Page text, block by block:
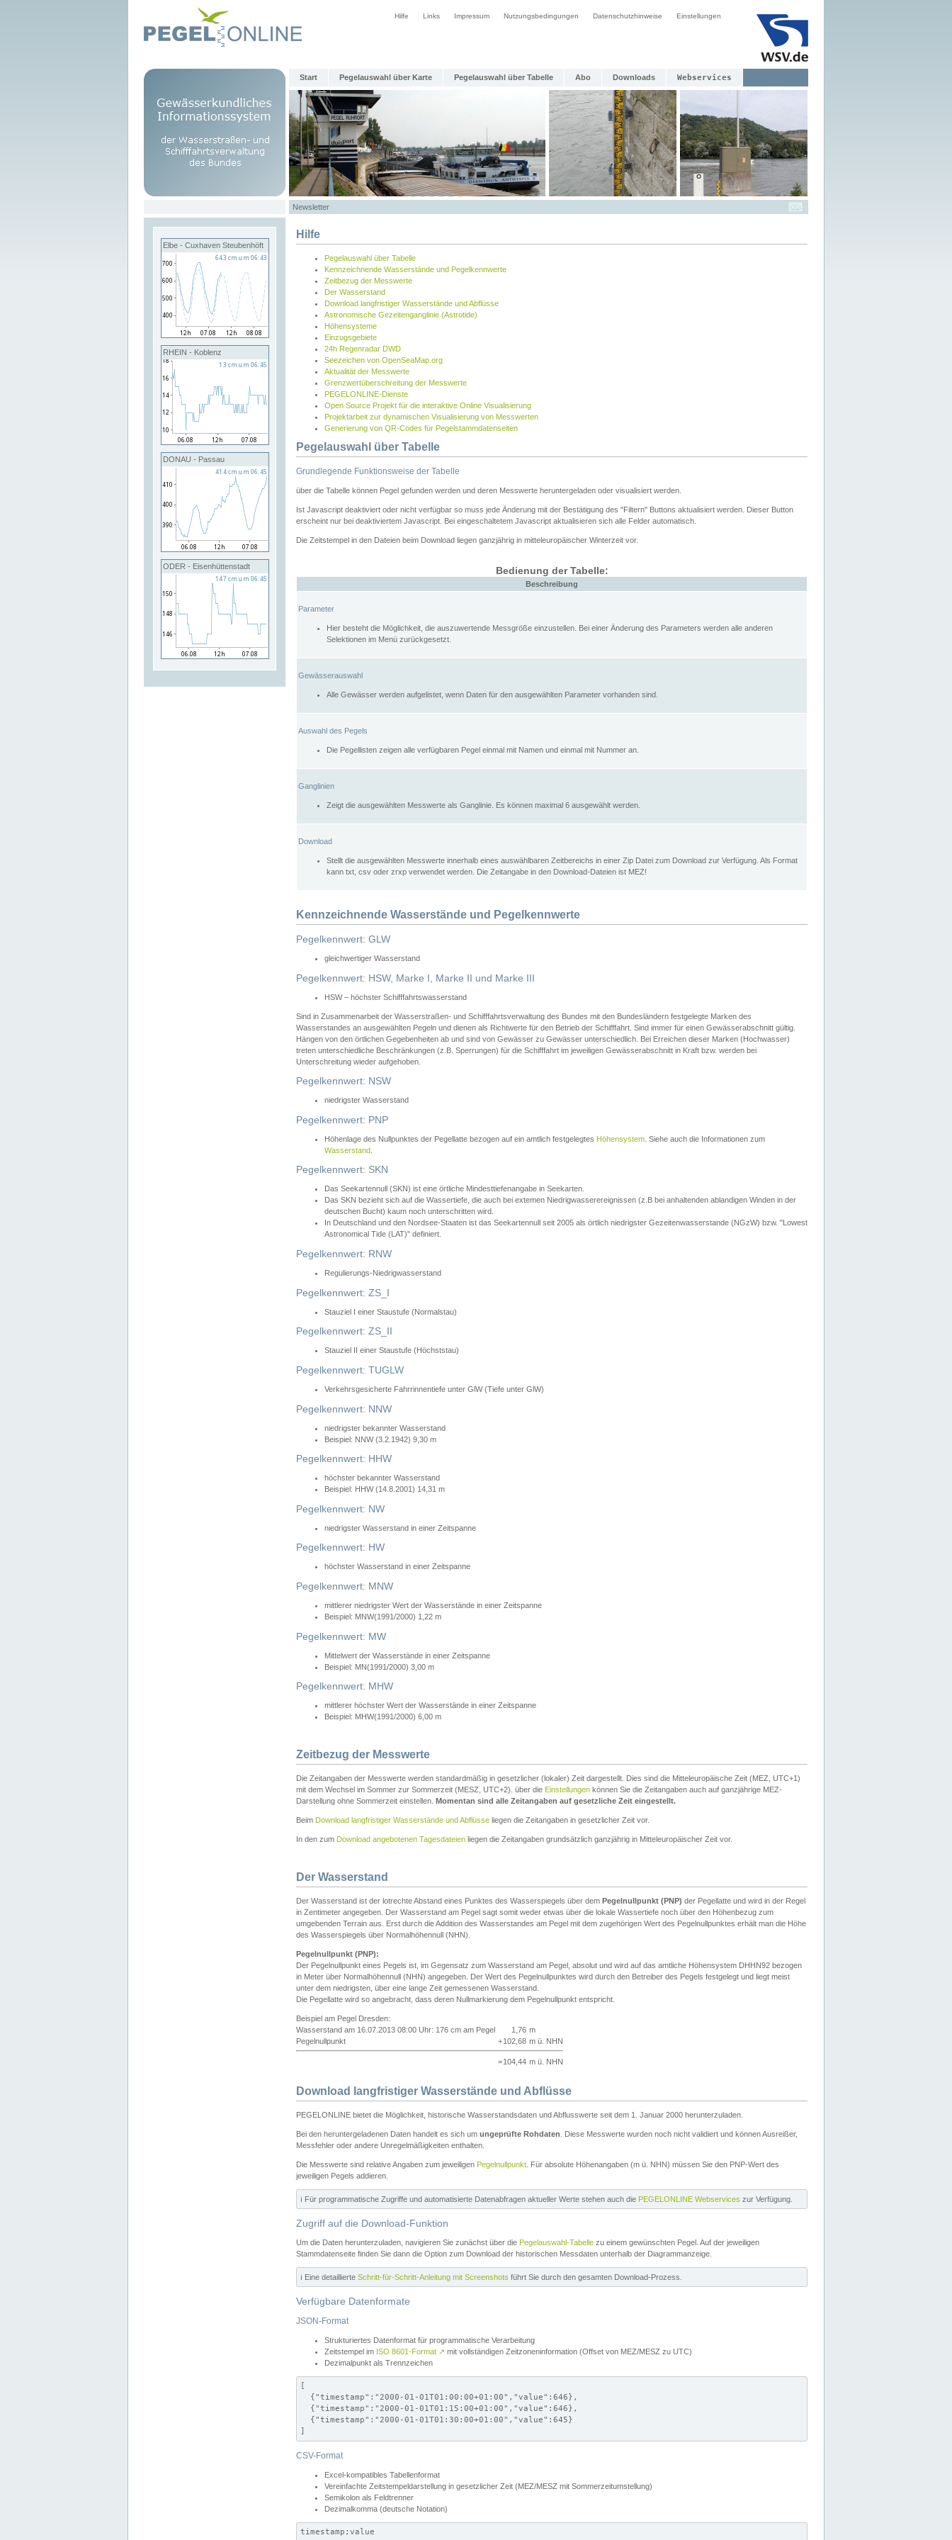
Hilfe Links Impressum Nutzungsbedingungen Datenschutzhinweise Einstellungen
Start Pegelauswahl über Karte Pegelauswahl über Tabelle Abo Downloads Webservices
Newsletter
Elbe - Cuxhaven Steubenhöft
RHEIN - Koblenz
DONAU - Passau
ODER - Eisenhüttenstadt
Hilfe
Pegelauswahl über Tabelle
Kennzeichnende Wasserstände und Pegelkennwerte
Zeitbezug der Messwerte
Der Wasserstand
Download langfristiger Wasserstände und Abflüsse
Astronomische Gezeitenganglinie (Astrotide)
Höhensysteme
Einzugsgebiete
24h Regenradar DWD
Seezeichen von OpenSeaMap.org
Aktualität der Messwerte
Grenzwertüberschreitung der Messwerte
PEGELONLINE-Dienste
Open Source Projekt für die interaktive Online Visualisierung
Projektarbeit zur dynamischen Visualisierung von Messwerten
Generierung von QR-Codes für Pegelstammdatenseiten
Pegelauswahl über Tabelle
Grundlegende Funktionsweise der Tabelle
über die Tabelle können Pegel gefunden werden und deren Messwerte heruntergeladen oder visualisiert werden.
Ist Javascript deaktiviert oder nicht verfügbar so muss jede Änderung mit der Bestätigung des "Filtern" Buttons aktualisiert werden. Dieser Button
erscheint nur bei deaktiviertem Javascript. Bei eingeschaltetem Javascript aktualisieren sich alle Felder automatisch.
Die Zeitstempel in den Dateien beim Download liegen ganzjährig in mitteleuropäischer Winterzeit vor.
Bedienung der Tabelle:
Beschreibung
Parameter
Hier besteht die Möglichkeit, die auszuwertende Messgröße einzustellen. Bei einer Änderung des Parameters werden alle anderen
Selektionen im Menü zurückgesetzt.
Gewässerauswahl
Alle Gewässer werden aufgelistet, wenn Daten für den ausgewählten Parameter vorhanden sind.
Auswahl des Pegels
Die Pegellisten zeigen alle verfügbaren Pegel einmal mit Namen und einmal mit Nummer an.
Ganglinien
Zeigt die ausgewählten Messwerte als Ganglinie. Es können maximal 6 ausgewählt werden.
Download
Stellt die ausgewählten Messwerte innerhalb eines auswählbaren Zeitbereichs in einer Zip Datei zum Download zur Verfügung. Als Format
kann txt, csv oder zrxp verwendet werden. Die Zeitangabe in den Download-Dateien ist MEZ!
Kennzeichnende Wasserstände und Pegelkennwerte
Pegelkennwert: GLW
gleichwertiger Wasserstand
Pegelkennwert: HSW, Marke I, Marke II und Marke III
HSW – höchster Schifffahrtswasserstand
Sind in Zusammenarbeit der Wasserstraßen- und Schifffahrtsverwaltung des Bundes mit den Bundesländern festgelegte Marken des
Wasserstandes an ausgewählten Pegeln und dienen als Richtwerte für den Betrieb der Schifffahrt. Sind immer für einen Gewässerabschnitt gültig.
Hängen von den örtlichen Gegebenheiten ab und sind von Gewässer zu Gewässer unterschiedlich. Bei Erreichen dieser Marken (Hochwasser)
treten unterschiedliche Beschränkungen (z.B. Sperrungen) für die Schifffahrt im jeweiligen Gewässerabschnitt in Kraft bzw. werden bei
Unterschreitung wieder aufgehoben.
Pegelkennwert: NSW
niedrigster Wasserstand
Pegelkennwert: PNP
Höhenlage des Nullpunktes der Pegellatte bezogen auf ein amtlich festgelegtes Höhensystem . Siehe auch die Informationen zum
Wasserstand
Pegelkennwert: SKN
Das Seekartennull (SKN) ist eine örtliche Mindesttiefenangabe in Seekarten.
Das SKN bezieht sich auf die Wassertiefe, die auch bei extemen Niedrigwasserereignissen (z.B bei anhaltenden ablandigen Winden in der
deutschen Bucht) kaum noch unterschritten wird.
In Deutschland und den Nordsee-Staaten ist das Seekartennull seit 2005 als örtlich niedrigster Gezeitenwasserstande (NGzW) bzw. "Lowest
Astronomical Tide (LAT)" definiert.
Pegelkennwert: RNW
Regulierungs-Niedrigwasserstand
Pegelkennwert: ZS_I
Stauziel I einer Staustufe (Normalstau)
Pegelkennwert: ZS_II
Stauziel II einer Staustufe (Höchststau)
Pegelkennwert: TUGLW
Verkehrsgesicherte Fahrrinnentiefe unter GlW (Tiefe unter GlW)
Pegelkennwert: NNW
niedrigster bekannter Wasserstand
Beispiel: NNW (3.2.1942) 9,30 m
Pegelkennwert: HHW
höchster bekannter Wasserstand
Beispiel: HHW (14.8.2001) 14,31 m
Pegelkennwert: NW
niedrigster Wasserstand in einer Zeitspanne
Pegelkennwert: HW
höchster Wasserstand in einer Zeitspanne
Pegelkennwert: MNW
mittlerer niedrigster Wert der Wasserstände in einer Zeitspanne
Beispiel: MNW(1991/2000) 1,22 m
Pegelkennwert: MW
Mittelwert der Wasserstände in einer Zeitspanne
Beispiel: MN(1991/2000) 3,00 m
Pegelkennwert: MHW
mittlerer höchster Wert der Wasserstände in einer Zeitspanne
Beispiel: MHW(1991/2000) 6,00 m
Zeitbezug der Messwerte
Die Zeitangaben der Messwerte werden standardmäßig in gesetzlicher (lokaler) Zeit dargestellt. Dies sind die Mitteleuropäische Zeit (MEZ, UTC+1)
mit dem Wechsel im Sommer zur Sommerzeit (MESZ, UTC+2). über die Einstellungen können Sie die Zeitangaben auch auf ganzjährige MEZ-
Darstellung ohne Sommerzeit einstellen. Momentan sind alle Zeitangaben auf gesetzliche Zeit eingestellt.
Beim Download langfristiger Wasserstände und Abflüsse liegen die Zeitangaben in gesetzlicher Zeit vor.
In den zum Download angebotenen Tagesdateien liegen die Zeitangaben grundsätzlich ganzjährig in Mitteleuropäischer Zeit vor.
Der Wasserstand
Der Wasserstand ist der lotrechte Abstand eines Punktes des Wasserspiegels über dem Pegelnullpunkt (PNP) der Pegellatte und wird in der Regel
in Zentimeter angegeben. Der Wasserstand am Pegel sagt somit weder etwas über die lokale Wassertiefe noch über den Höhenbezug zum
umgebenden Terrain aus. Erst durch die Addition des Wasserstandes am Pegel mit dem zugehörigen Wert des Pegelnullpunktes erhält man die Höhe
des Wasserspiegels über Normalhöhennull (NHN).
Pegelnullpunkt (PNP):
Der Pegelnullpunkt eines Pegels ist, im Gegensatz zum Wasserstand am Pegel, absolut und wird auf das amtliche Höhensystem DHHN92 bezogen
in Meter über Normalhöhennull (NHN) angegeben. Der Wert des Pegelnullpunktes wird durch den Betreiber des Pegels festgelegt und liegt meist
unter dem niedrigsten, über eine lange Zeit gemessenen Wasserstand.
Die Pegellatte wird so angebracht, dass deren Nullmarkierung dem Pegelnullpunkt entspricht.
Beispiel am Pegel Dresden:
Wasserstand am 16.07.2013 08:00 Uhr: 176 cm am Pegel
1,76 m
Pegelnullpunkt
+102,68 m ü. NHN
=104,44 m ü. NHN
Download langfristiger Wasserstände und Abflüsse
PEGELONLINE bietet die Möglichkeit, historische Wasserstandsdaten und Abflusswerte seit dem 1. Januar 2000 herunterzuladen.
Bei den heruntergeladenen Daten handelt es sich um ungeprüfte Rohdaten . Diese Messwerte wurden noch nicht validiert und können Ausreißer,
Messfehler oder andere Unregelmäßigkeiten enthalten.
Die Messwerte sind relative Angaben zum jeweiligen Pegelnullpunkt . Für absolute Höhenangaben (m ü. NHN) müssen Sie den PNP-Wert des
jeweiligen Pegels addieren.
ℹ️ Für programmatische Zugriffe und automatisierte Datenabfragen aktueller Werte stehen auch die PEGELONLINE Webservices zur Verfügung.
Zugriff auf die Download-Funktion
Um die Daten herunterzuladen, navigieren Sie zunächst über die Pegelauswahl-Tabelle zu einem gewünschten Pegel. Auf der jeweiligen
Stammdatenseite finden Sie dann die Option zum Download der historischen Messdaten unterhalb der Diagrammanzeige.
ℹ️ Eine detaillierte Schritt-für-Schritt-Anleitung mit Screenshots führt Sie durch den gesamten Download-Prozess.
Verfügbare Datenformate
JSON-Format
Strukturiertes Datenformat für programmatische Verarbeitung
Zeitstempel im ISO 8601-Format ↗ mit vollständigen Zeitzoneninformation (Offset von MEZ/MESZ zu UTC)
Dezimalpunkt als Trennzeichen
[
  {"timestamp":"2000-01-01T01:00:00+01:00","value":646},
  {"timestamp":"2000-01-01T01:15:00+01:00","value":646},
  {"timestamp":"2000-01-01T01:30:00+01:00","value":645}
]
CSV-Format
Excel-kompatibles Tabellenformat
Vereinfachte Zeitstempeldarstellung in gesetzlicher Zeit (MEZ/MESZ mit Sommerzeitumstellung)
Semikolon als Feldtrenner
Dezimalkomma (deutsche Notation)
timestamp;value